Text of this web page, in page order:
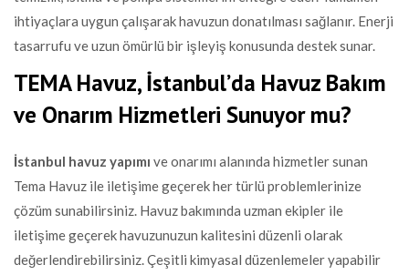
ihtiyaçlara uygun çalışarak havuzun donatılması sağlanır. Enerji
tasarrufu ve uzun ömürlü bir işleyiş konusunda destek sunar.
TEMA Havuz, İstanbul’da Havuz Bakım
ve Onarım Hizmetleri Sunuyor mu?
İstanbul havuz yapımı ve onarımı alanında hizmetler sunan
Tema Havuz ile iletişime geçerek her türlü problemlerinize
çözüm sunabilirsiniz. Havuz bakımında uzman ekipler ile
iletişime geçerek havuzunuzun kalitesini düzenli olarak
değerlendirebilirsiniz. Çeşitli kimyasal düzenlemeler yapabilir